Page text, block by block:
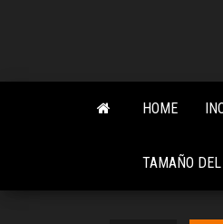
content
HOME
TAMAÑO